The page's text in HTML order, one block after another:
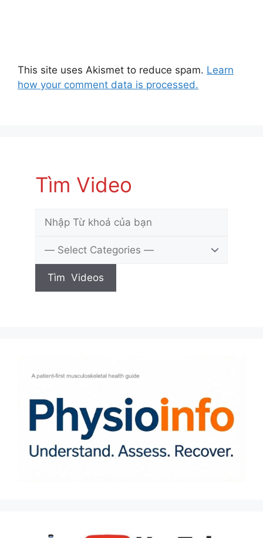
This site uses Akismet to reduce spam. Learn
how your comment data is processed.
Tìm Video